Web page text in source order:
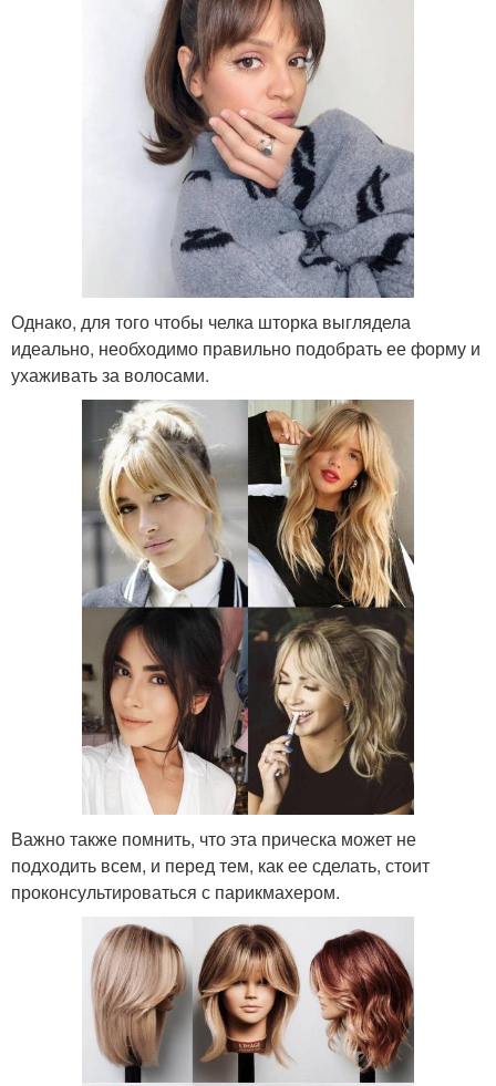
Однако, для того чтобы челка шторка выглядела
идеально, необходимо правильно подобрать ее форму и
ухаживать за волосами.
Важно также помнить, что эта прическа может не
подходить всем, и перед тем, как ее сделать, стоит
проконсультироваться с парикмахером.